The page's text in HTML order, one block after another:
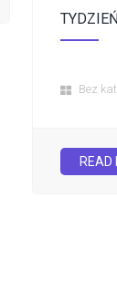
Bez
READ